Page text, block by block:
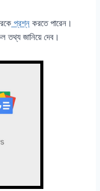
প্রশ্ন করতে পারেন।
তথ্য জানিয়ে দেব।